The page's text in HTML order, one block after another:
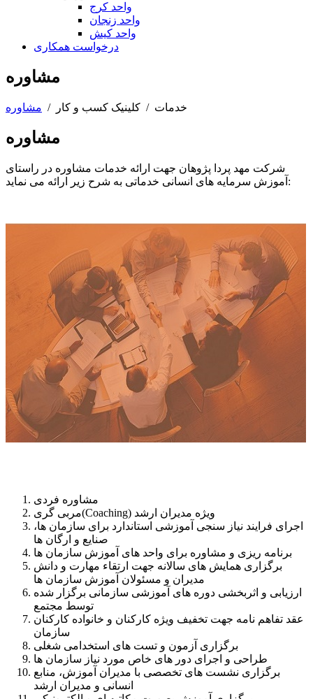
واحد کرج
واحد زنجان
واحد کیش
درخواست همکاری
مشاوره
خدمات / کلینیک کسب و کار / مشاوره
مشاوره
شرکت مهد پردا پژوهان جهت ارائه خدمات مشاوره در راستای
آموزش سرمایه های انسانی خدماتی به شرح زیر ارائه می نماید:
مشاوره فردی
مربی گری(Coaching) ویژه مدیران ارشد
اجرای فرایند نیاز سنجی آموزشی استاندارد برای سازمان ها،
صنایع و ارگان ها
برنامه ریزی و مشاوره برای واحد های آموزش سازمان ها
برگزاری همایش های سالانه جهت ارتقاء مهارت و دانش
مدیران و مسئولان آموزش سازمان ها
ارزیابی و اثربخشی دوره های آموزشی سازمانی برگزار شده
توسط مجتمع
عقد تفاهم نامه جهت تخفیف ویژه کارکنان و خانواده کارکنان
سازمان
برگزاری آزمون و تست های استخدامی شغلی
طراحی و اجرای دور های خاص مورد نیاز سازمان ها
برگزاری نشست های تخصصی با مدیران آموزش، منابع
انسانی و مدیران ارشد